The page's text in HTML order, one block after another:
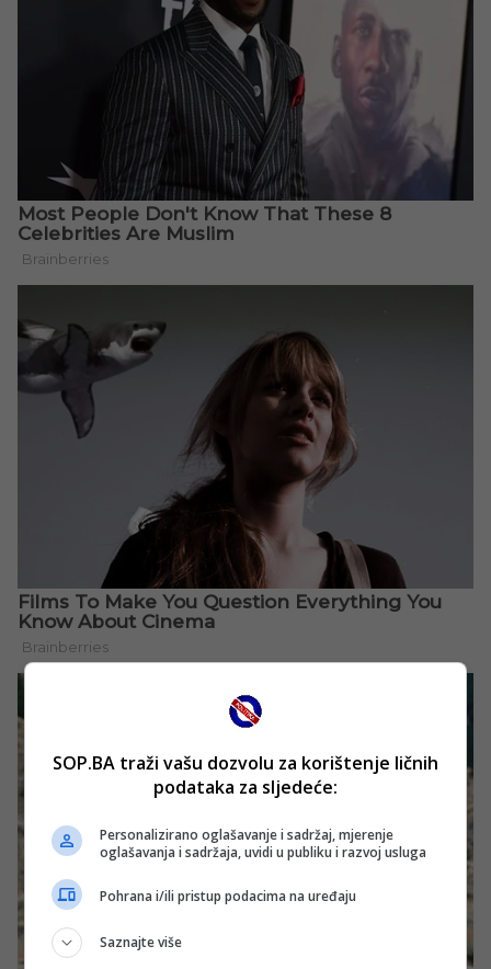
SOP.BA traži vašu dozvolu za korištenje ličnih
podataka za sljedeće:
Personalizirano oglašavanje i sadržaj, mjerenje
oglašavanja i sadržaja, uvidi u publiku i razvoj usluga
Pohrana i/ili pristup podacima na uređaju
Saznajte više